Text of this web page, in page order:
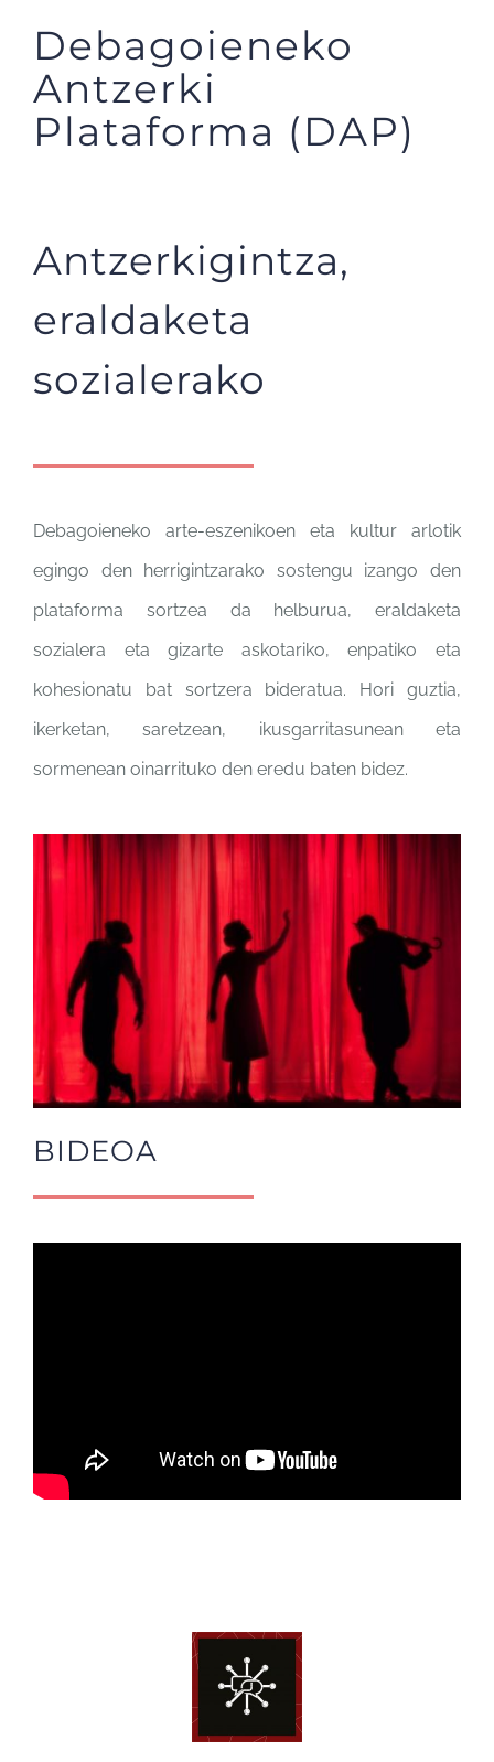
Debagoieneko
Antzerki
Plataforma (DAP)
Antzerkigintza,
eraldaketa
sozialerako
Debagoieneko arte-eszenikoen eta kultur arlotik
egingo den herrigintzarako sostengu izango den
plataforma sortzea da helburua, eraldaketa
sozialera eta gizarte askotariko, enpatiko eta
kohesionatu bat sortzera bideratua. Hori guztia,
ikerketan, saretzean, ikusgarritasunean eta
sormenean oinarrituko den eredu baten bidez.
BIDEOA